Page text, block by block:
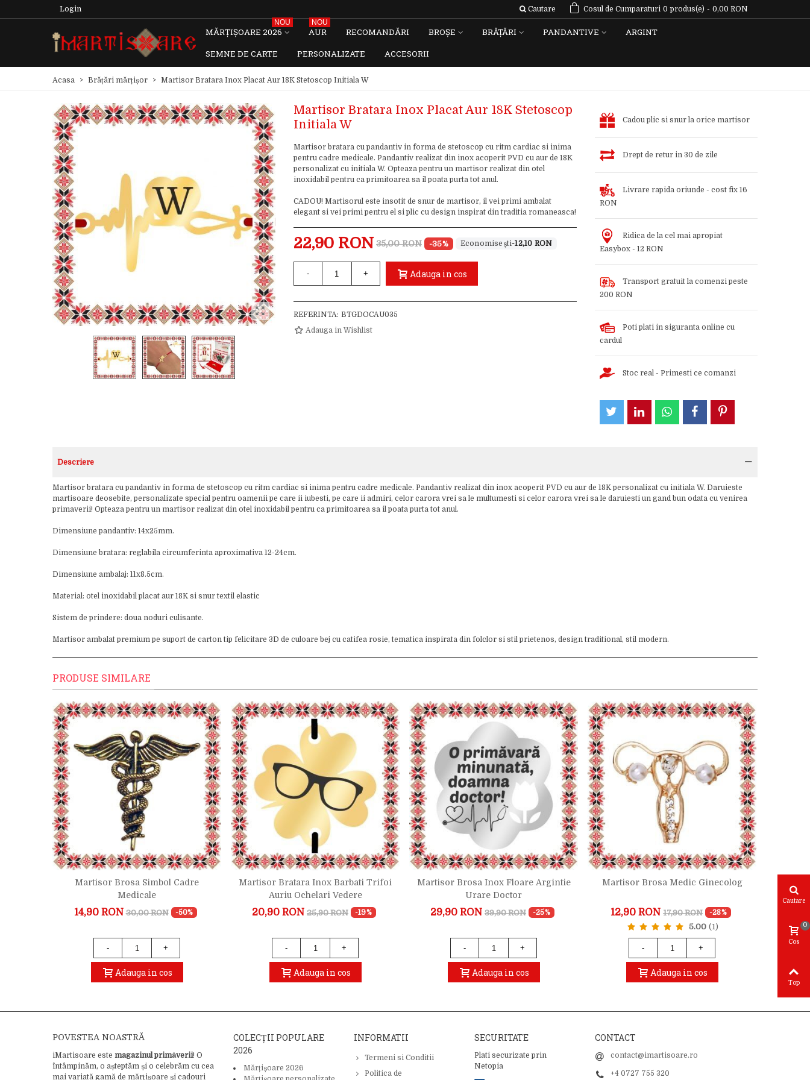
Login Cautare Cosul de Cumparaturi 0 produs(e) - 0,00 RON
MĂRȚIȘOARE 2026
NOU
AUR
NOU
RECOMANDĂRI BROȘE BRĂȚĂRI PANDANTIVE
ARGINT
SEMNE DE CARTE
PERSONALIZATE ACCESORII
Acasa > Brățări mărțișor > Martisor Bratara Inox Placat Aur 18K Stetoscop Initiala W
Martisor Bratara Inox Placat Aur 18K Stetoscop
Initiala W
Martisor bratara cu pandantiv in forma de stetoscop cu ritm cardiac si inima
pentru cadre medicale. Pandantiv realizat din inox acoperit PVD cu aur de 18K
personalizat cu initiala W. Opteaza pentru un martisor realizat din otel
inoxidabil pentru ca primitoarea sa il poata purta tot anul.
CADOU! Martisorul este insotit de snur de martisor, il vei primi ambalat
elegant si vei primi pentru el si plic cu design inspirat din traditia romaneasca!
22,90 RON 35,00 RON -35% -12,10 RON
- + Adauga in cos
REFERINTA: BTGDOCAU035
Adauga in Wishlist
Cadou plic si snur la orice martisor
Drept de retur in 30 de zile
Livrare rapida oriunde - cost fix 16
RON
Ridica de la cel mai apropiat
Easybox - 12 RON
Transport gratuit la comenzi peste
200 RON
Poti plati in siguranta online cu
cardul
Stoc real - Primesti ce comanzi
Descriere
Martisor bratara cu pandantiv in forma de stetoscop cu ritm cardiac si inima pentru cadre medicale. Pandantiv realizat din inox acoperit PVD cu aur de 18K personalizat cu initiala W. Daruieste
martisoare deosebite, personalizate special pentru oamenii pe care ii iubesti, pe care ii admiri, celor carora vrei sa le multumesti si celor carora vrei sa le daruiesti un gand bun odata cu venirea
primaverii! Opteaza pentru un martisor realizat din otel inoxidabil pentru ca primitoarea sa il poata purta tot anul.
Dimensiune pandantiv: 14x25mm.
Dimensiune bratara: reglabila circumferinta aproximativa 12-24cm.
Dimensiune ambalaj: 11x8.5cm.
Material: otel inoxidabil placat aur 18K si snur textil elastic
Sistem de prindere: doua noduri culisante.
Martisor ambalat premium pe suport de carton tip felicitare 3D de culoare bej cu catifea rosie, tematica inspirata din folclor si stil prietenos, design traditional, stil modern.
PRODUSE SIMILARE
Martisor Brosa Simbol Cadre
Medicale
14,90 RON 30,00 RON -50%
- +
Adauga in cos
Martisor Bratara Inox Barbati Trifoi
Auriu Ochelari Vedere
20,90 RON 25,90 RON -19%
- +
Adauga in cos
Martisor Brosa Inox Floare Argintie
Urare Doctor
29,90 RON 39,90 RON -25%
- +
Adauga in cos
Martisor Brosa Medic Ginecolog
12,90 RON 17,90 RON -28%
5.00 (1)
- +
Adauga in cos
POVESTEA NOASTRĂ
iMartisoare este magazinul primăverii! O
întâmpinăm, o așteptăm și o celebrăm cu cea
mai variată gamă de mărțișoare și cadouri
COLECȚII POPULARE
2026
Mărțișoare 2026
INFORMATII
Termeni si Conditii
Politica de
SECURITATE
Plati securizate prin
Netopia
CONTACT
contact@imartisoare.ro
+4 0727 755 320
Cautare
Cos
0
Top